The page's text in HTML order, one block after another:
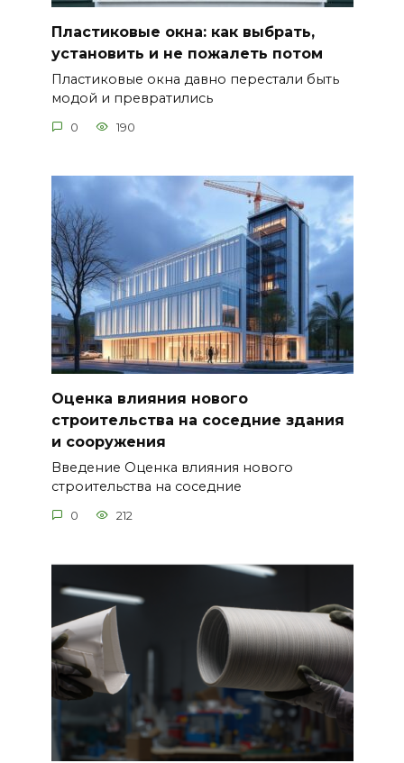
Пластиковые окна: как выбрать,
установить и не пожалеть потом
Пластиковые окна давно перестали быть
модой и превратились
0 190
Оценка влияния нового
строительства на соседние здания
и сооружения
Введение Оценка влияния нового
строительства на соседние
0 212